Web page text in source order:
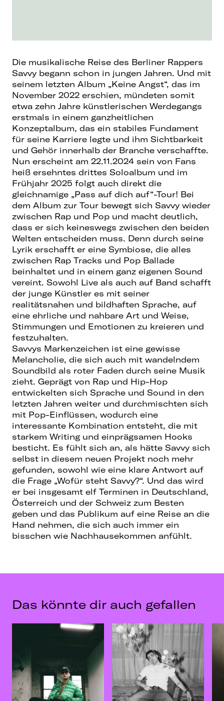
Die musikalische Reise des Berliner Rappers
Savvy begann schon in jungen Jahren. Und mit
seinem letzten Album „Keine Angst“, das im
November 2022 erschien, mündeten somit
etwa zehn Jahre künstlerischen Werdegangs
erstmals in einem ganzheitlichen
Konzeptalbum, das ein stabiles Fundament
für seine Karriere legte und ihm Sichtbarkeit
und Gehör innerhalb der Branche verschaffte.
Nun erscheint am 22.11.2024 sein von Fans
heiß ersehntes drittes Soloalbum und im
Frühjahr 2025 folgt auch direkt die
gleichnamige „Pass auf dich auf“-Tour! Bei
dem Album zur Tour bewegt sich Savvy wieder
zwischen Rap und Pop und macht deutlich,
dass er sich keineswegs zwischen den beiden
Welten entscheiden muss. Denn durch seine
Lyrik erschafft er eine Symbiose, die alles
zwischen Rap Tracks und Pop Ballade
beinhaltet und in einem ganz eigenen Sound
vereint. Sowohl Live als auch auf Band schafft
der junge Künstler es mit seiner
realitätsnahen und bildhaften Sprache, auf
eine ehrliche und nahbare Art und Weise,
Stimmungen und Emotionen zu kreieren und
festzuhalten.
Savvys Markenzeichen ist eine gewisse
Melancholie, die sich auch mit wandelndem
Soundbild als roter Faden durch seine Musik
zieht. Geprägt von Rap und Hip-Hop
entwickelten sich Sprache und Sound in den
letzten Jahren weiter und durchmischten sich
mit Pop-Einflüssen, wodurch eine
interessante Kombination entsteht, die mit
starkem Writing und einprägsamen Hooks
besticht. Es fühlt sich an, als hätte Savvy sich
selbst in diesem neuen Projekt noch mehr
gefunden, sowohl wie eine klare Antwort auf
die Frage „Wofür steht Savvy?“. Und das wird
er bei insgesamt elf Terminen in Deutschland,
Österreich und der Schweiz zum Besten
geben und das Publikum auf eine Reise an die
Hand nehmen, die sich auch immer ein
bisschen wie Nachhausekommen anfühlt.
Das könnte dir auch gefallen